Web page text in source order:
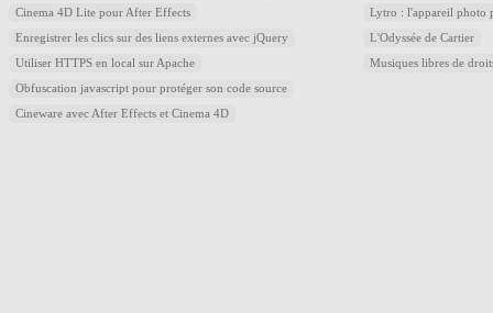
Cinema 4D Lite pour After Effects
Enregistrer les clics sur des liens externes avec jQuery
Utiliser HTTPS en local sur Apache
Obfuscation javascript pour protéger son code source
Cineware avec After Effects et Cinema 4D
Lytro : l'appareil photo
L'Odyssée de Cartier
Musiques libres de